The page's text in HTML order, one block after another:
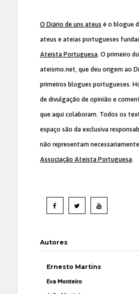
O Diário de uns ateus é o blogue
ateus e ateias portugueses
Ateísta Portuguesa. O primeiro
ateismo.net, que deu origem ao
primeiros blogues portugueses.
de divulgação de opinião e
que aqui colaboram. Todos os
espaço são da exclusiva
não representam
Associação Ateísta Portuguesa.
Autores
Ernesto Martins
Eva Monteiro